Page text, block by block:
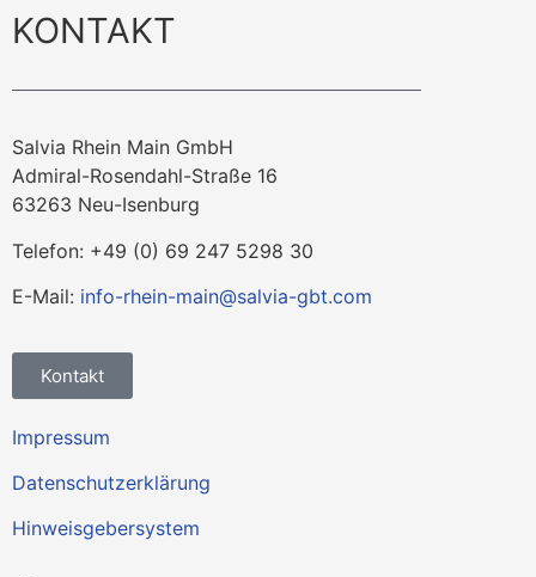
KONTAKT
Salvia Rhein Main GmbH
Admiral-Rosendahl-Straße 16
63263 Neu-Isenburg
Telefon: +49 (0) 69 247 5298 30
E-Mail: info-rhein-main@salvia-gbt.com
Kontakt
Impressum
Datenschutzerklärung
Hinweisgebersystem